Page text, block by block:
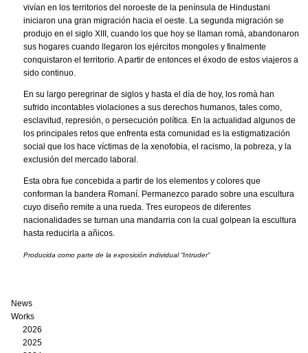
vivían en los territorios del noroeste de la península de Hindustani
iniciaron una gran migración hacia el oeste. La segunda migración se
produjo en el siglo XIII, cuando los que hoy se llaman romà, abandonaron
sus hogares cuando llegaron los ejércitos mongoles y finalmente
conquistaron el territorio. A partir de entonces el éxodo de estos viajeros a
sido continuo.
En su largo peregrinar de siglos y hasta el día de hoy, los romà han
sufrido incontables violaciones a sus derechos humanos, tales como,
esclavitud, represión, o persecución política. En la actualidad algunos de
los principales retos que enfrenta esta comunidad es la estigmatización
social que los hace víctimas de la xenofobia, el racismo, la pobreza, y la
exclusión del mercado laboral.
Esta obra fue concebida a partir de los elementos y colores que
conforman la bandera Romaní. Permanezco parado sobre una escultura
cuyo diseño remite a una rueda. Tres europeos de diferentes
nacionalidades se turnan una mandarria con la cual golpean la escultura
hasta reducirla a añicos.
Producida como parte de la exposición individual “Intruder”
News
Works
2026
2025